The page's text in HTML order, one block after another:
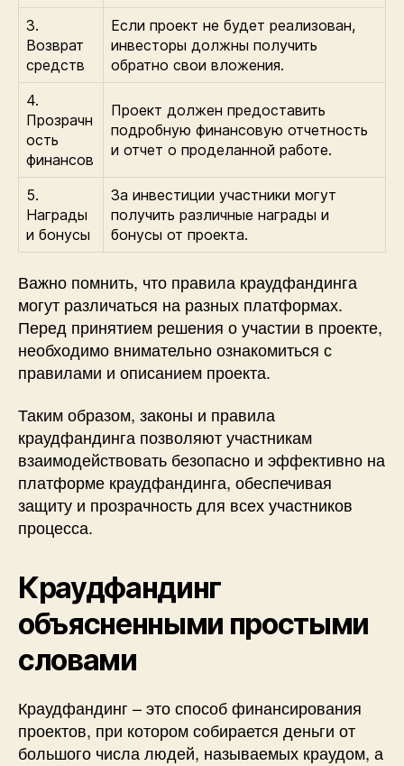
3.
Возврат
средств
Если проект не будет реализован,
инвесторы должны получить
обратно свои вложения.
4.
Прозрачн
ость
финансов
Проект должен предоставить
подробную финансовую отчетность
и отчет о проделанной работе.
5.
Награды
и бонусы
За инвестиции участники могут
получить различные награды и
бонусы от проекта.
Важно помнить, что правила краудфандинга
могут различаться на разных платформах.
Перед принятием решения о участии в проекте,
необходимо внимательно ознакомиться с
правилами и описанием проекта.
Таким образом, законы и правила
краудфандинга позволяют участникам
взаимодействовать безопасно и эффективно на
платформе краудфандинга, обеспечивая
защиту и прозрачность для всех участников
процесса.
Краудфандинг
объясненными простыми
словами
Краудфандинг – это способ финансирования
проектов, при котором собирается деньги от
большого числа людей, называемых краудом, а